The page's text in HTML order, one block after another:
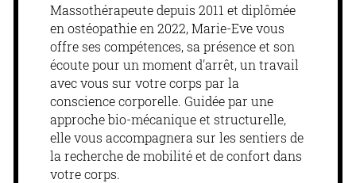
Massothérapeute depuis 2011 et diplômée
en ostéopathie en 2022, Marie-Eve vous
offre ses compétences, sa présence et son
écoute pour un moment d'arrêt, un travail
avec vous sur votre corps par la
conscience corporelle. Guidée par une
approche bio-mécanique et structurelle,
elle vous accompagnera sur les sentiers de
la recherche de mobilité et de confort dans
votre corps.